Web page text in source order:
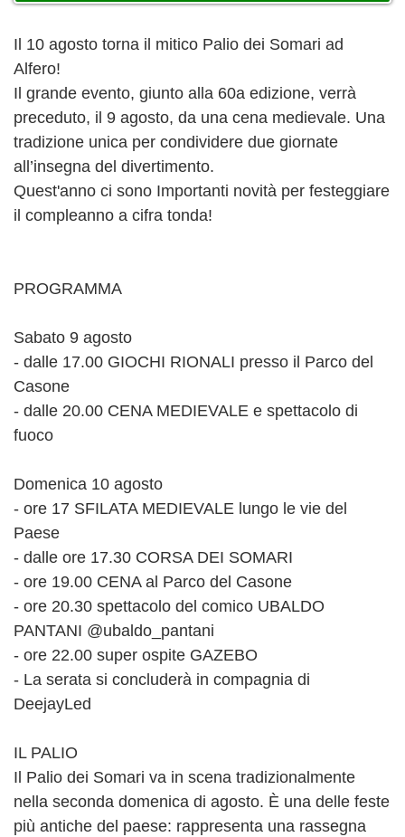
Il 10 agosto torna il mitico Palio dei Somari ad
Alfero!
Il grande evento, giunto alla 60a edizione, verrà
preceduto, il 9 agosto, da una cena medievale. Una
tradizione unica per condividere due giornate
all’insegna del divertimento.
Quest'anno ci sono Importanti novità per festeggiare
il compleanno a cifra tonda!
PROGRAMMA
Sabato 9 agosto
- dalle 17.00 GIOCHI RIONALI presso il Parco del
Casone
- dalle 20.00 CENA MEDIEVALE e spettacolo di
fuoco
Domenica 10 agosto
- ore 17 SFILATA MEDIEVALE lungo le vie del
Paese
- dalle ore 17.30 CORSA DEI SOMARI
- ore 19.00 CENA al Parco del Casone
- ore 20.30 spettacolo del comico UBALDO
PANTANI @ubaldo_pantani
- ore 22.00 super ospite GAZEBO
- La serata si concluderà in compagnia di
DeejayLed
IL PALIO
Il Palio dei Somari va in scena tradizionalmente
nella seconda domenica di agosto. È una delle feste
più antiche del paese: rappresenta una rassegna